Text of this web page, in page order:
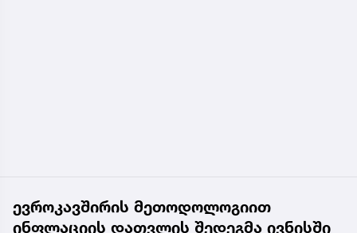
ევროკავშირის მეთოდოლოგიით
ინფლაციის დათვლის შედეგმა ივნისში